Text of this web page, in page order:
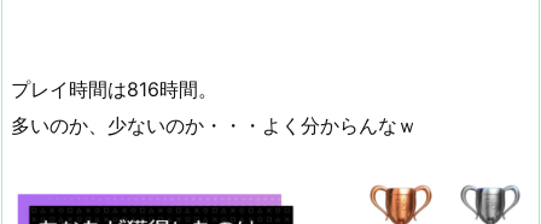
プレイ時間は816時間。
多いのか、少ないのか・・・よく分からんなｗ